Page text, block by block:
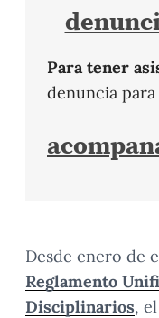
Para tener
denuncia
Desde enero de
Reglamento
Disciplinarios,